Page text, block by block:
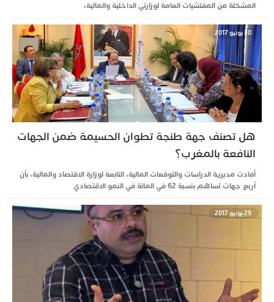
المشكلة من المفتشيات العامة لوزارتي الداخلية والمالية،
30 يونيو 2017
هل تصنف جهة طنجة تطوان الحسيمة ضمن الجهات
النافعة بالمغرب؟
أفادت مديرية الدراسات والتوقعات المالية، التابعة لوزارة الاقتصاد والمالية، بأن
أربع جهات تساهم بنسبة 62 في المائة في النمو الاقتصادي